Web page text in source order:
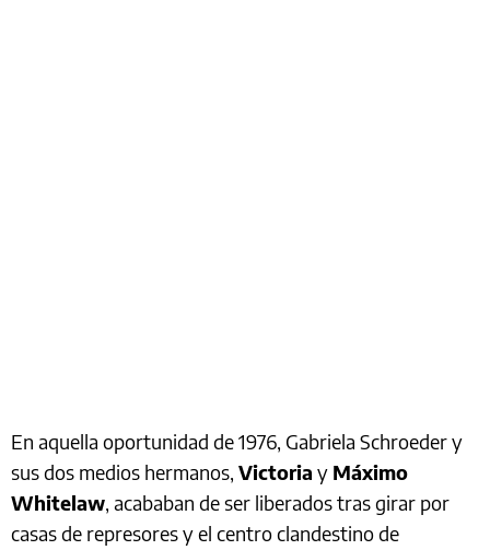
En aquella oportunidad de 1976, Gabriela Schroeder y
sus dos medios hermanos, Victoria y Máximo
Whitelaw, acababan de ser liberados tras girar por
casas de represores y el centro clandestino de